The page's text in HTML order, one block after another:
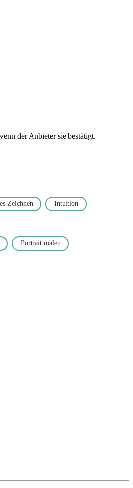
der Anbieter sie bestätigt.
Zeichnen Intuition
Portrait malen